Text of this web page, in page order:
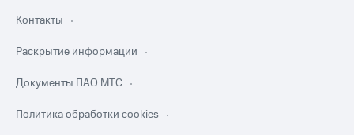
Контакты
Раскрытие информации
Документы ПАО МТС
Политика обработки cookies